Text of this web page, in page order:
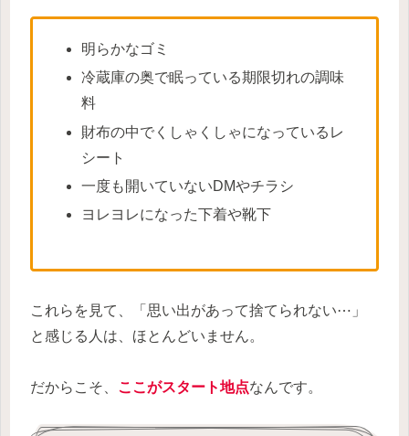
明らかなゴミ
冷蔵庫の奥で眠っている期限切れの調味
料
財布の中でくしゃくしゃになっているレ
シート
一度も開いていないDMやチラシ
ヨレヨレになった下着や靴下
これらを見て、「思い出があって捨てられない⋯」
と感じる人は、ほとんどいません。
だからこそ、 ここがスタート地点なんです。